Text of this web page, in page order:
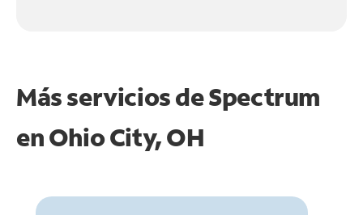
Más servicios de Spectrum
enOhio City, OH